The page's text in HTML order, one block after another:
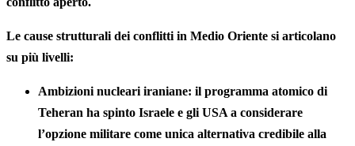
Le cause strutturali dei conflitti in Medio Oriente si articolano
su più livelli:
Ambizioni nucleari iraniane: il programma atomico di
Teheran ha spinto Israele e gli USA a considerare
l’opzione militare come unica alternativa credibile alla